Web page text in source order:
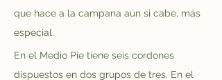
que hace a la campana aún si cabe, más
especial.
En el Medio Pie tiene seis cordones
dispuestos en dos grupos de tres. En el